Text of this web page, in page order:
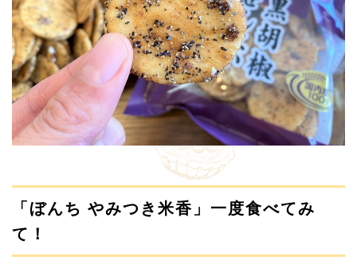
「ぼんち やみつき米香」一度食べてみ
て！